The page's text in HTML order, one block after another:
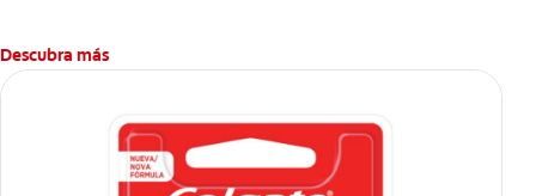
Descubra más